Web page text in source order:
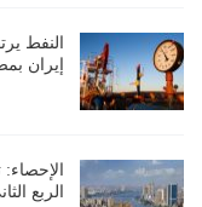
النفط
إيران
الربع